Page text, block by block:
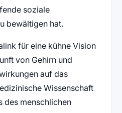
soziale
bewältigen hat.
für eine kühne Vision
von Gehirn und
auf das
Wissenschaft
des menschlichen